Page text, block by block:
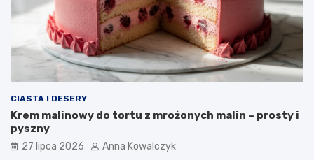
CIASTA I DESERY
Krem malinowy do tortu z mrożonych malin – prosty i
pyszny
27 lipca 2026 Anna Kowalczyk